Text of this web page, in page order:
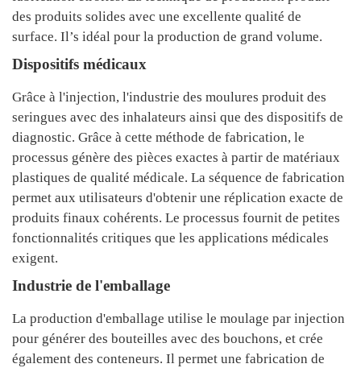
des produits solides avec une excellente qualité de
surface. Il’s idéal pour la production de grand volume.
Dispositifs médicaux
Grâce à l'injection, l'industrie des moulures produit des
seringues avec des inhalateurs ainsi que des dispositifs de
diagnostic. Grâce à cette méthode de fabrication, le
processus génère des pièces exactes à partir de matériaux
plastiques de qualité médicale. La séquence de fabrication
permet aux utilisateurs d'obtenir une réplication exacte de
produits finaux cohérents. Le processus fournit de petites
fonctionnalités critiques que les applications médicales
exigent.
Industrie de l'emballage
La production d'emballage utilise le moulage par injection
pour générer des bouteilles avec des bouchons, et crée
également des conteneurs. Il permet une fabrication de